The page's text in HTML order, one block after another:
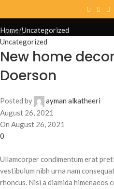
MENU
Home Uncategorized
Uncategorized
New home
Doerson
Posted by
ayman alkatheeri
August 26, 2021
On August 26, 2021
0
Ullamcorper condimentum erat
vestibulum nibh urna nam
rhoncus. Nisi a diamida himenaeos